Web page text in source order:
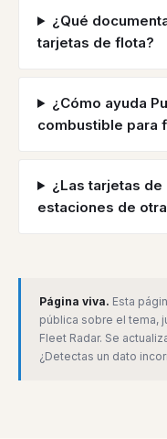
¿Qué
tarjetas de flota?
¿Cómo ayuda
combustible para
¿Las tarjetas de
estaciones de
Página viva. Esta
pública sobre el tema,
Fleet Radar. Se
¿Detectas un dato